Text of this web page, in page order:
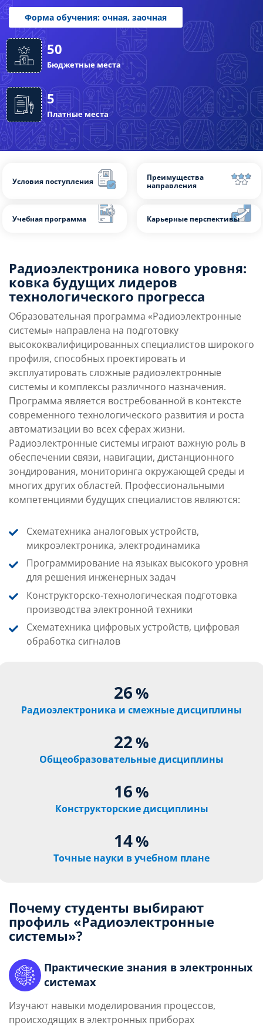
Слушателям
Партнерам
НИОКР
Форма обучения: очная, заочная
50
Бюджетные места
5
Платные места
направления
Учебная программа Карьерные
Радиоэлектроника нового уровня:
ковка будущих лидеров
технологического прогресса
Образовательная программа «Радиоэлектронные
системы» направлена на подготовку
высококвалифицированных специалистов широкого
профиля, способных проектировать и
эксплуатировать сложные радиоэлектронные
системы и комплексы различного назначения.
Программа является востребованной в контексте
современного технологического развития и роста
автоматизации во всех сферах жизни.
Радиоэлектронные системы играют важную роль в
обеспечении связи, навигации, дистанционного
зондирования, мониторинга окружающей среды и
многих других областей. Профессиональными
компетенциями будущих специалистов являются:
Схематехника аналоговых устройств,
микроэлектроника, электродинамика
Программирование на языках высокого уровня
для решения инженерных задач
Конструкторско-технологическая подготовка
производства электронной техники
Схематехника цифровых устройств, цифровая
обработка сигналов
26%
Радиоэлектроника и смежные дисциплины
22%
Общеобразовательные дисциплины
16%
Конструкторские дисциплины
14%
Точные науки в учебном плане
Почему студенты выбирают
профиль «Радиоэлектронные
системы»?
Практические знания в электронных
системах
Изучают навыки моделирования процессов,
происходящих в электронных приборах